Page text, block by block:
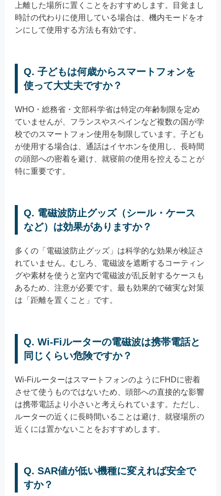
上離した場所に置くことをおすすめします。目覚まし
時計の代わりに使用している場合は、機内モードをオ
ンにして使用する方法も有効です。
Q. 子どもは何歳からスマートフォンを
使って大丈夫ですか？
WHO・総務省・文部科学省は特定の年齢制限を定め
ていませんが、フランスやスペインなど複数の国が学
校でのスマートフォン使用を制限しています。子ども
が使用する場合は、通話はイヤホンを使用し、長時間
の頭部への密着を避け、就寝前の使用を控えることが
特に重要です。
Q. 電磁波防止グッズ（シール・ケース
など）は効果がありますか？
多くの「電磁波防止グッズ」は科学的な効果が検証さ
れていません。むしろ、電磁波を遮断するコーティン
グや素材を使うと室内で電磁波が乱反射するケースも
あるため、注意が必要です。最も効果的で確実な対策
は「距離を置くこと」です。
Q. Wi-Fiルーターの電磁波は携帯電話と
同じくらい危険ですか？
Wi-FiルーターはスマートフォンのようにFHDに密着
させて使うものではないため、頭部への直接的な影響
は携帯電話より小さいと考えられています。ただし、
ルーターの近くに長時間いることは避け、就寝場所の
近くには置かないことをおすすめします。
Q. SAR値が低い機種に変えれば安全で
すか？